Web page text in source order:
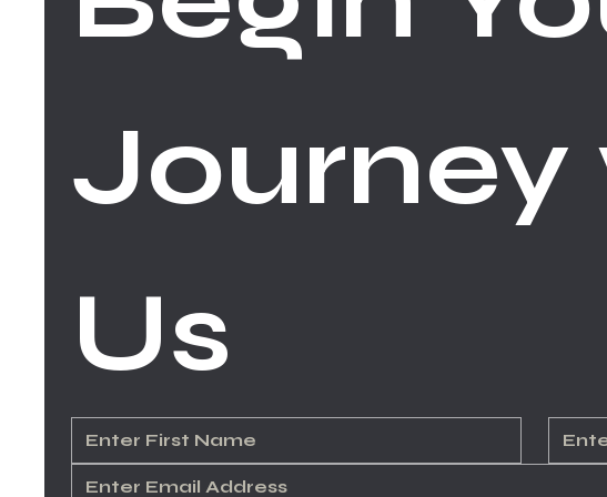
Journey
Us